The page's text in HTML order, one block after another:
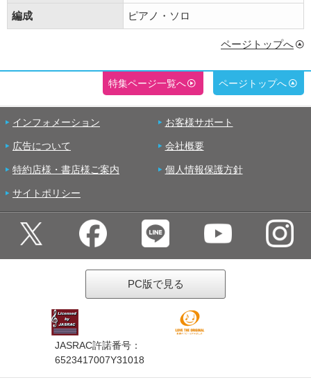
編成 ピアノ・ソロ
ページトップへ
特集ページ一覧へ ページトップへ
インフォメーション お客様サポート
広告について 会社概要
特約店様・書店様ご案内 個人情報保護方針
サイトポリシー
PC版で見る
JASRAC許諾番号：
6523417007Y31018